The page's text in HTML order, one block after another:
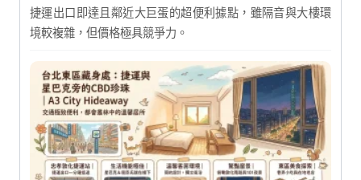
捷運出口即達且鄰近大巨蛋的超便利據點，雖隔音與大樓環
境較複雜，但價格極具競爭力。